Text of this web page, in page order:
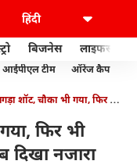
बिजनेस लाइफस्टाइल
आईपीएल टीम ऑरेंज कैप
शॉट, चौका भी गया, फिर भी
फिर भी
नजारा